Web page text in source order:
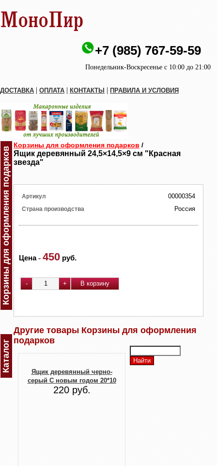
+7 (985) 767-59-59
Понедельник-Воскресенье с 10:00 до 21:00
ДОСТАВКА | ОПЛАТА | КОНТАКТЫ | ПРАВИЛА И УСЛОВИЯ
Корзины для оформления подарков
Каталог
Корзины для оформления подарков /
Ящик деревянный 24,5×14,5×9 см "Красная
звезда"
Артикул 00000354
Страна производства Россия
Цена- 450 руб.
Другие товары Корзины для оформления
подарков
Ящик деревянный черно-
серый С новым годом 20*10
220 руб.